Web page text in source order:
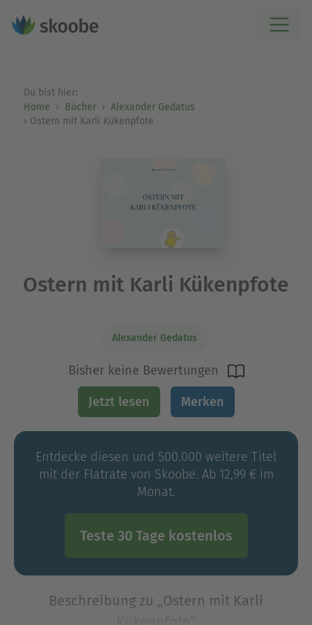
Du bist hier:
Home
Bücher
Alexander Gedatus
Ostern mit Karli Kükenpfote
Ostern mit Karli Kükenpfote
Alexander Gedatus
Bisher keine Bewertungen
Jetzt lesen Merken
Entdecke diesen und 500.000 weitere Titel
mit der Flatrate von Skoobe. Ab 12,99 € im
Monat.
Teste 30 Tage kostenlos
Beschreibung zu „Ostern mit Karli